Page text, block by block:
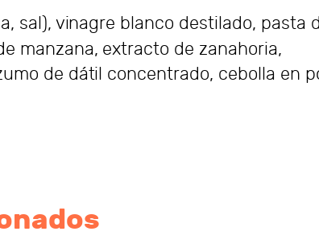
sal), vinagre blanco destilado, pasta
manzana, extracto de zanahoria,
de dátil concentrado, cebolla en